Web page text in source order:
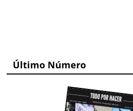
Último Número